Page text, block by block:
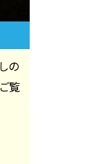
の
覧